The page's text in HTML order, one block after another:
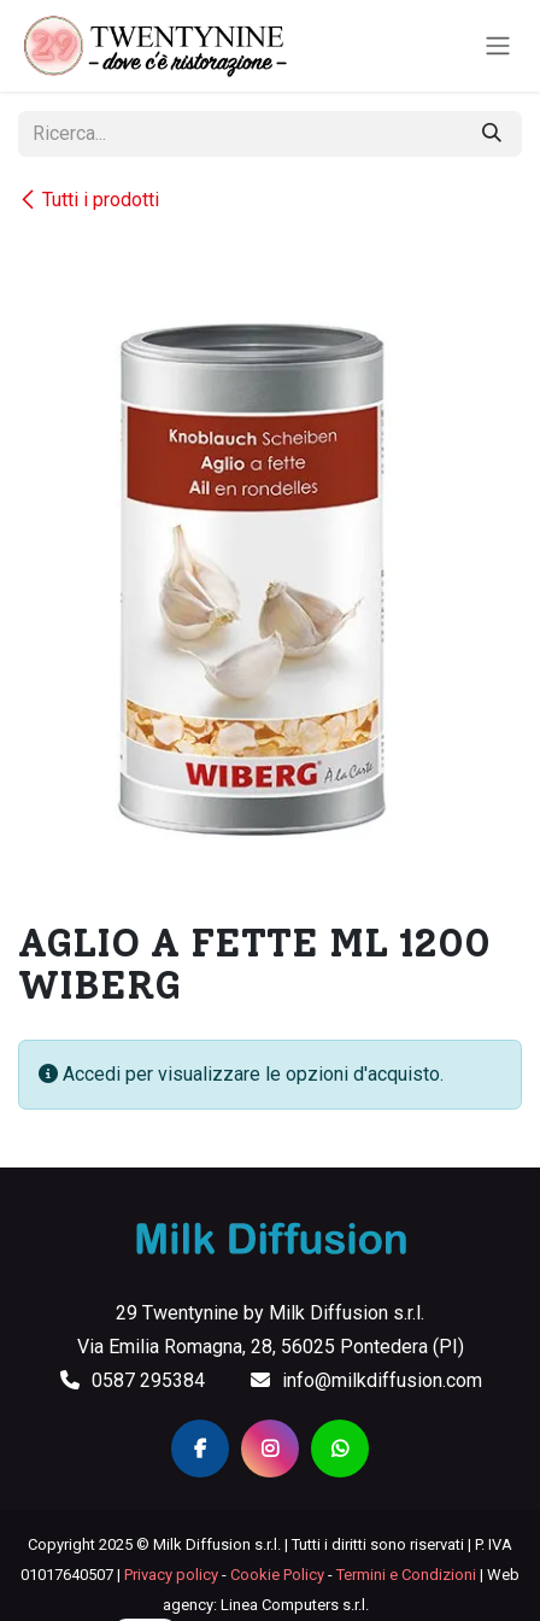
Passa al contenuto
Tutti i prodotti
AGLIO A FETTE ML 1200
WIBERG
Accedi per visualizzare le opzioni d'acquisto.
29 Twentynine by Milk Diffusion s.r.l.
Via Emilia Romagna, 28, 56025 Pontedera (PI)
0587 295384
info@milkdiffusion.com
Copyright 2025 © Milk Diffusion s.r.l. | Tutti i diritti sono riservati | P. IVA
01017640507 | Privacy policy - Cookie Policy -Termini e Condizioni | Web
agency: Linea Computers s.r.l.